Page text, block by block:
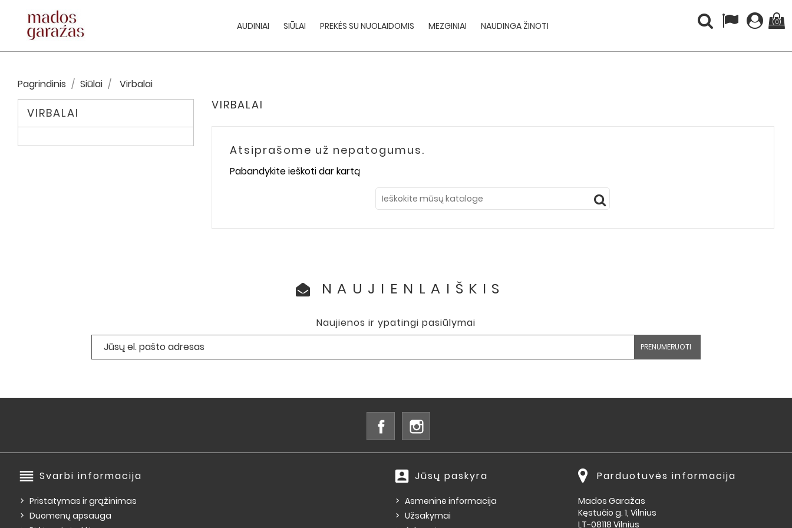
AUDINIAI SIŪLAI PREKĖS SU NUOLAIDOMIS MEZGINIAI NAUDINGA ŽINOTI (0)
Pagrindinis Siūlai Virbalai
VIRBALAI
VIRBALAI
Atsiprašome už nepatogumus.
Pabandykite ieškoti dar kartą
NAUJIENLAIŠKIS
Naujienos ir ypatingi pasiūlymai
Facebook
reorder Svarbi informacija
Pristatymas ir grąžinimas
Duomenų apsauga
account_box Jūsų paskyra
Asmeninė informacija
Užsakymai
Parduotuvės informacija
Mados Garažas
Kęstučio g. 1, Vilnius
LT-08118 Vilnius